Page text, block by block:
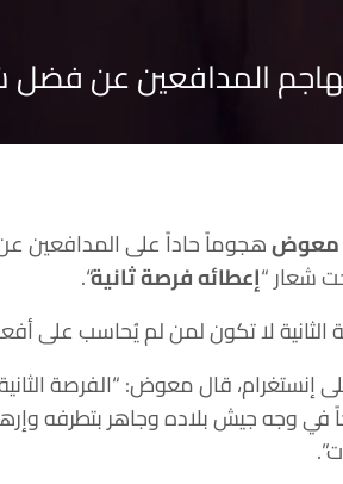
المدافعين عن فضل
معوضهجوماً حاداً على المدافعين
شعار “إعطائه فرصة ثانية“.
لا تكون لمن لم يُحاسب على
إنستغرام، قال معوض: “الفرصة
في وجه جيش بلاده وجاهر بتطرفه